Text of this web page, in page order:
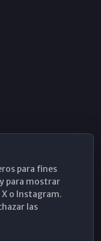
para fines
para mostrar
o Instagram.
las